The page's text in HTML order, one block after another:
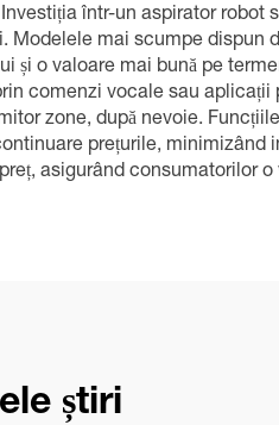
într-un aspirator
mai scumpe dispun
o valoare mai bună pe
comenzi vocale sau
zone, după nevoie.
prețurile,
asigurând consumatorilor
știri